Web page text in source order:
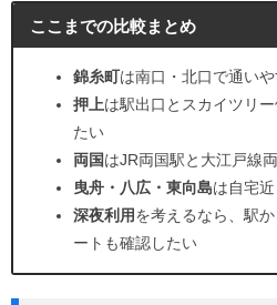
ここまでの比較まとめ
錦糸町は南口・北口で通い
押上は駅出口とスカイツリ
たい
両国はJR両国駅と大江戸線
曳舟・八広・東向島は自宅
深夜利用を考えるなら、駅
ートも確認したい